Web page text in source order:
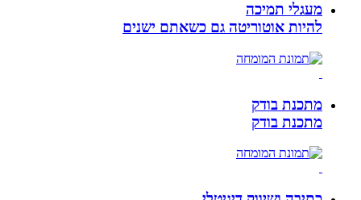
מעגלי תמיכה
להיות אוטוריטה גם כשאתם ישנים
מתכנת בודק
מתכנת בודק